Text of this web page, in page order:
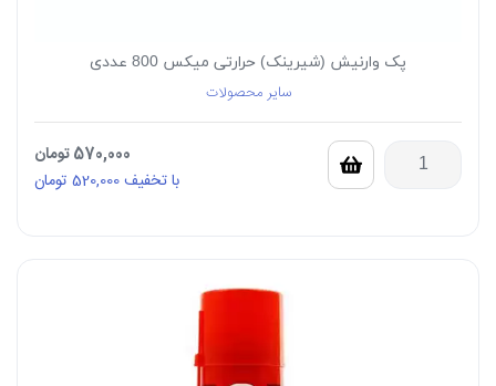
پک وارنیش (شیرینک) حرارتی میکس 800 عددی
سایر محصولات
570,000تومان
با تخفیف520,000 تومان